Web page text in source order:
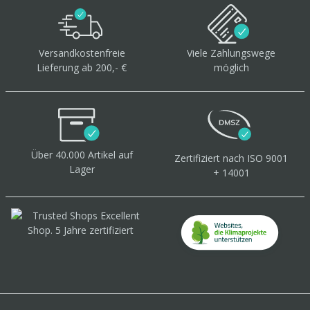
Versandkostenfreie
Lieferung ab 200,- €
Viele Zahlungswege
möglich
Über 40.000 Artikel auf
Lager
Zertifiziert nach ISO 9001
+ 14001